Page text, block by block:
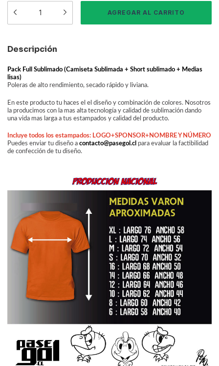
Descripción
Pack Full Sublimado (Camiseta Sublimada + Short sublimado + Medias
lisas)
Poleras de alto rendimiento, secado rápido y liviana.
En este producto tu haces el el diseño y combinación de colores. Nosotros
la producimos con la mas alta tecnología y calidad de sublimación dando
una vida mas larga a tus estampados y calidad del producto.
Incluye todos los estampados: LOGO+SPONSOR+NOMBRE Y NÚMERO
Puedes enviar tu diseño a contacto@pasegol.cl para evaluar la factibilidad
de confección de tu diseño.